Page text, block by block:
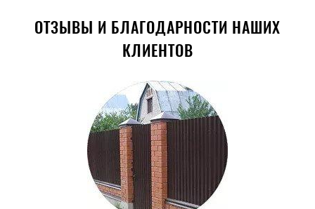
ОТЗЫВЫ И БЛАГОДАРНОСТИ НАШИХ
КЛИЕНТОВ